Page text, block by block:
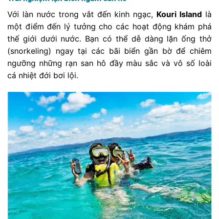
Với làn nước trong vắt đến kinh ngạc, Kouri Island là
một điểm đến lý tưởng cho các hoạt động khám phá
thế giới dưới nước. Bạn có thể dễ dàng lặn ống thở
(snorkeling) ngay tại các bãi biển gần bờ để chiêm
ngưỡng những rạn san hô đầy màu sắc và vô số loài
cá nhiệt đới bơi lội.